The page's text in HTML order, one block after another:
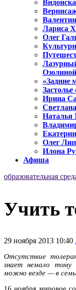
Лариса
Олег
Озолиной
Ирина
Олег
Илона
Афиша
образовательная
Учить
29 ноября 2013 10:40
Отсутствие
знает немало тому
можно везде — в